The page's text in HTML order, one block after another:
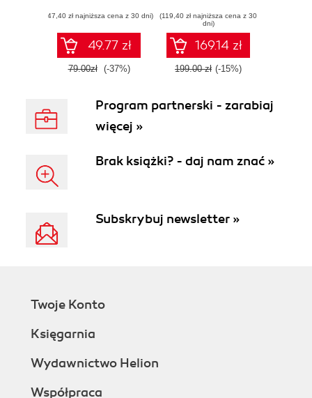
podejmowaniu
decyzji
(47,40 zł najniższa cena z 30 dni)
49.77 zł
79.00zł (-37%)
(119,40 zł najniższa cena z 30
dni)
169.14 zł
199.00 zł (-15%)
Program partnerski - zarabiaj
więcej »
Brak książki? - daj nam znać »
Subskrybuj newsletter »
Twoje Konto
Księgarnia
Wydawnictwo Helion
Współpraca